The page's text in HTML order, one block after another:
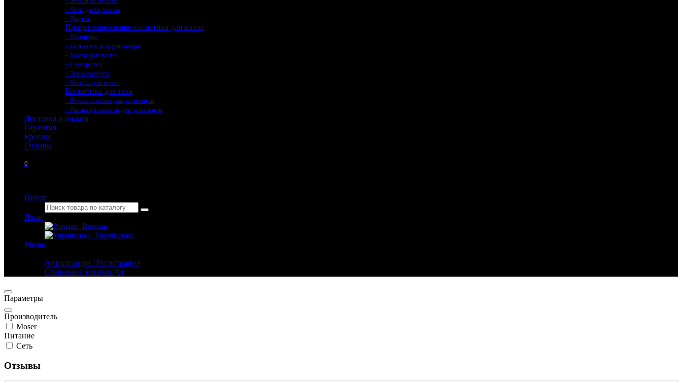
– Чемоданы, чехлы
– Другое
Профессиональная косметика для волос
– Шампуни
– Бальзамы, кондиционеры
– Маски для волос
– Сыворотки
– Термозащиты
– Краски для волос
Косметика для тела
– Воски и крема для депиляции
– Принадлежности для депиляции
Доставка и оплата
Гарантия
Бренды
Отзывы
0
Поиск
Язык
Russian
Українська
Меню
Авторизация / Регистрация
Сравнение товаров (0)
Параметры
Производитель
Moser
Питание
Сеть
Отзывы